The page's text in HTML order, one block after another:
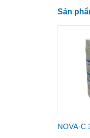
Sản
NOVA-C